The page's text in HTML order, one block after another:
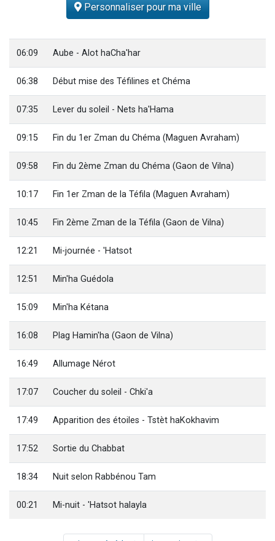
Il reste 49 places pour étudier en groupe sur Zoom
12 nouvelles musiques dans Torah-Box Music
Personnaliser pour ma ville
06:09 Aube - Alot haCha'har
06:38 Début mise des Téfilines et Chéma
07:35 Lever du soleil - Nets ha'Hama
09:15 Fin du 1er Zman du Chéma (Maguen Avraham)
09:58 Fin du 2ème Zman du Chéma (Gaon de Vilna)
10:17 Fin 1er Zman de la Téfila (Maguen Avraham)
10:45 Fin 2ème Zman de la Téfila (Gaon de Vilna)
12:21 Mi-journée - 'Hatsot
12:51 Min'ha Guédola
15:09 Min'ha Kétana
16:08 Plag Hamin'ha (Gaon de Vilna)
16:49 Allumage Nérot
17:07 Coucher du soleil - Chki'a
17:49 Apparition des étoiles - Tstèt haKokhavim
17:52 Sortie du Chabbat
18:34 Nuit selon Rabbénou Tam
00:21 Mi-nuit - 'Hatsot halayla